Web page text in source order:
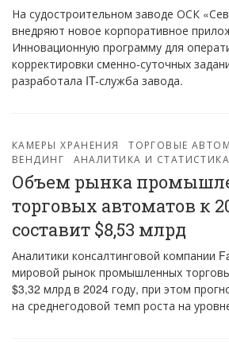
На судостроительном заводе ОСК
внедряют новое корпоративное
Инновационную программу для
корректировки сменно-суточных
разработала IT-служба завода.
КАМЕРЫ ХРАНЕНИЯ
ТОРГОВЫЕ
ВЕНДИНГ
АНАЛИТИКА И СТАТИСТИКА
Объем рынка
торговых автоматов к
составит $8,53 млрд
Аналитики консалтинговой компании
мировой рынок промышленных
$3,32 млрд в 2024 году, при этом
на среднегодовой темп роста на